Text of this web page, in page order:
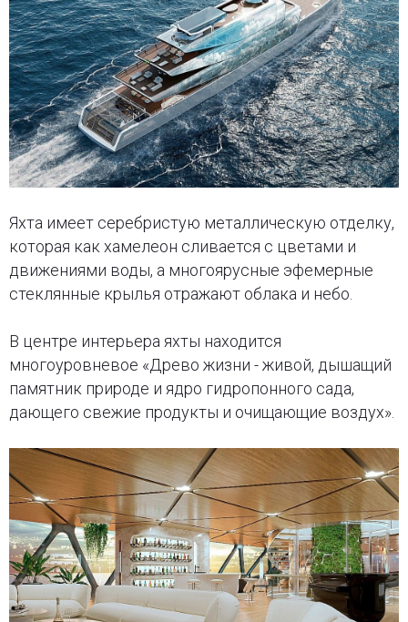
Яхта имеет серебристую металлическую отделку,
которая как хамелеон сливается с цветами и
движениями воды, а многоярусные эфемерные
стеклянные крылья отражают облака и небо.
В центре интерьера яхты находится
многоуровневое «Древо жизни - живой, дышащий
памятник природе и ядро гидропонного сада,
дающего свежие продукты и очищающие воздух».